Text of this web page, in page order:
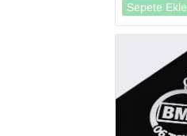
Sepete Ekle